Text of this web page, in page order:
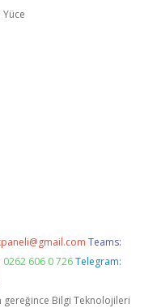
Yüce
Teams:
606 0 726 Telegram:
gereğince Bilgi Teknolojileri